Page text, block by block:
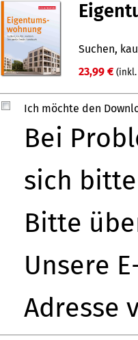
Suchen,
23,99 € (inkl.
Ich möchte den
Bei
sich
Bitte
Unsere
Adresse